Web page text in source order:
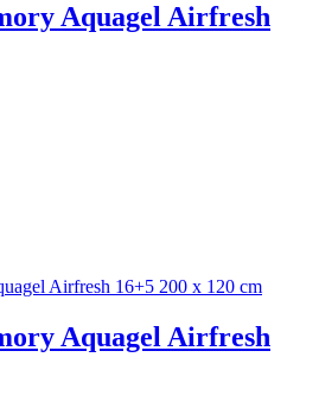
Aquagel Airfresh
Aquagel Airfresh